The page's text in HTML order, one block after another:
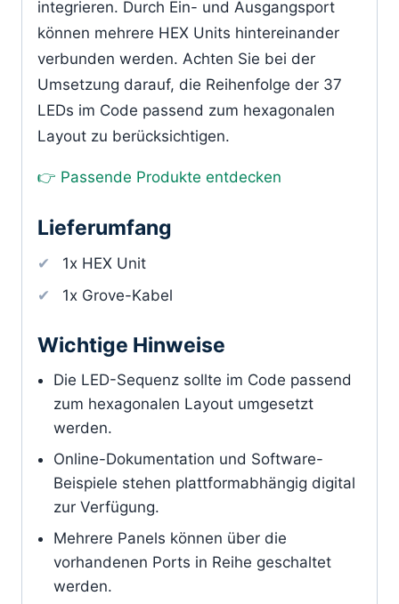
integrieren. Durch Ein- und Ausgangsport
können mehrere HEX Units hintereinander
verbunden werden. Achten Sie bei der
Umsetzung darauf, die Reihenfolge der 37
LEDs im Code passend zum hexagonalen
Layout zu berücksichtigen.
👉 Passende Produkte entdecken
Lieferumfang
1x HEX Unit
1x Grove-Kabel
Wichtige Hinweise
Die LED-Sequenz sollte im Code passend
zum hexagonalen Layout umgesetzt
werden.
Online-Dokumentation und Software-
Beispiele stehen plattformabhängig digital
zur Verfügung.
Mehrere Panels können über die
vorhandenen Ports in Reihe geschaltet
werden.